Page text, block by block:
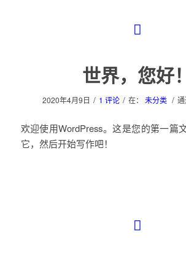
世界，您好！
2020年4月9日 / 1 评论 / 在：未分类 / 通
欢迎使用WordPress。这是您的第一篇
它，然后开始写作吧！